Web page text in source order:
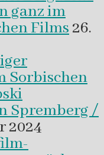
ganz im
Films 26.
Sorbischen
Spremberg /
2024